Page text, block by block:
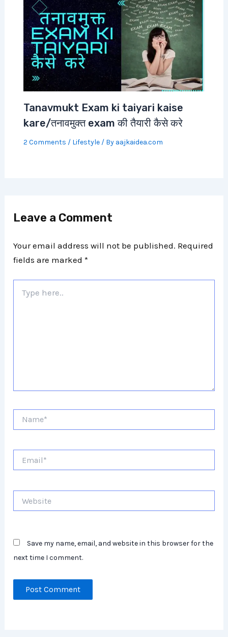
Tanavmukt Exam ki taiyari kaise
kare/तनावमुक्त exam की तैयारी कैसे करे
2 Comments / Lifestyle/ By aajkaidea.com
Leave a Comment
Your email address will not be published. Required
fields are marked*
here..
Save my name, email, and website in this browser for the
next time I comment.